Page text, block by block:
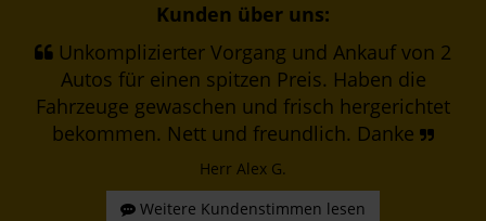
Kunden über uns:
Unkomplizierter Vorgang und Ankauf von 2
Autos für einen spitzen Preis. Haben die
Fahrzeuge gewaschen und frisch hergerichtet
bekommen. Nett und freundlich. Danke
Herr Alex G.
Weitere Kundenstimmen lesen